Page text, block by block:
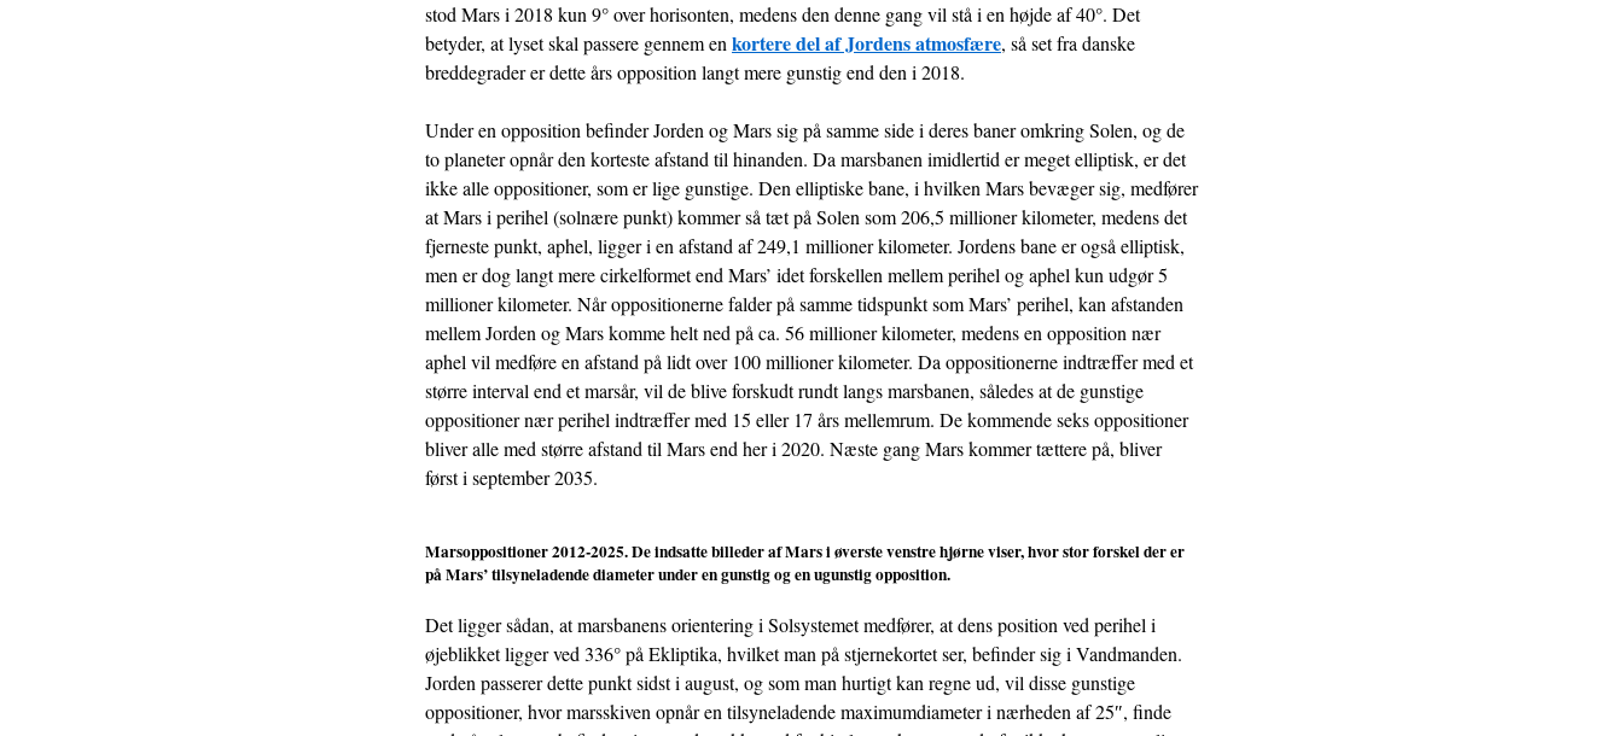
stod Mars i 2018 kun 9° over horisonten, medens den denne gang vil stå i en højde af 40°. Det
betyder, at lyset skal passere gennem en kortere del af Jordens atmosfære, så set fra danske
breddegrader er dette års opposition langt mere gunstig end den i 2018.
Under en opposition befinder Jorden og Mars sig på samme side i deres baner omkring Solen, og de
to planeter opnår den korteste afstand til hinanden. Da marsbanen imidlertid er meget elliptisk, er det
ikke alle oppositioner, som er lige gunstige. Den elliptiske bane, i hvilken Mars bevæger sig, medfører
at Mars i perihel (solnære punkt) kommer så tæt på Solen som 206,5 millioner kilometer, medens det
fjerneste punkt, aphel, ligger i en afstand af 249,1 millioner kilometer. Jordens bane er også elliptisk,
men er dog langt mere cirkelformet end Mars’ idet forskellen mellem perihel og aphel kun udgør 5
millioner kilometer. Når oppositionerne falder på samme tidspunkt som Mars’ perihel, kan afstanden
mellem Jorden og Mars komme helt ned på ca. 56 millioner kilometer, medens en opposition nær
aphel vil medføre en afstand på lidt over 100 millioner kilometer. Da oppositionerne indtræffer med et
større interval end et marsår, vil de blive forskudt rundt langs marsbanen, således at de gunstige
oppositioner nær perihel indtræffer med 15 eller 17 års mellemrum. De kommende seks oppositioner
bliver alle med større afstand til Mars end her i 2020. Næste gang Mars kommer tættere på, bliver
først i september 2035.
Marsoppositioner 2012-2025. De indsatte billeder af Mars i øverste venstre hjørne viser, hvor stor forskel der er
på Mars’ tilsyneladende diameter under en gunstig og en ugunstig opposition.
Det ligger sådan, at marsbanens orientering i Solsystemet medfører, at dens position ved perihel i
øjeblikket ligger ved 336° på Ekliptika, hvilket man på stjernekortet ser, befinder sig i Vandmanden.
Jorden passerer dette punkt sidst i august, og som man hurtigt kan regne ud, vil disse gunstige
oppositioner, hvor marsskiven opnår en tilsyneladende maximumdiameter i nærheden af 25″, finde